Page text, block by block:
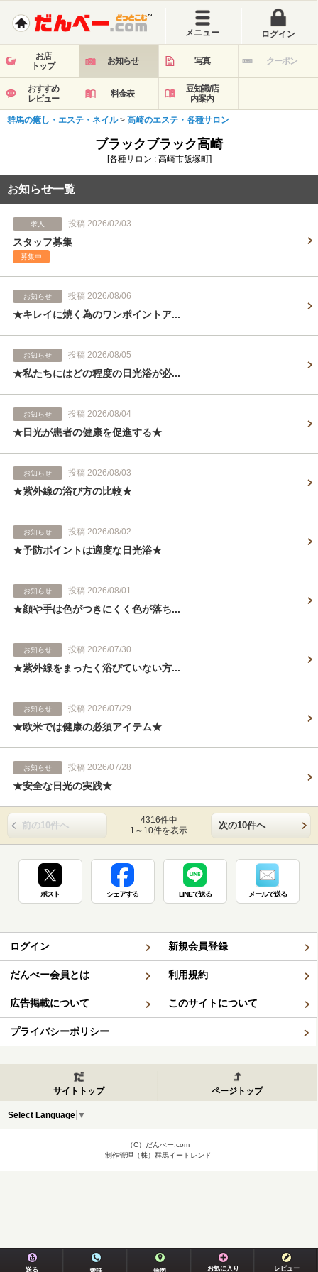
メニュー ログイン
お店
トップ
お知らせ 写真 クーポン
おすすめ
レビュー
料金表
豆知識/店
内案内
群馬の癒し・エステ・ネイル> 高崎のエステ・各種サロン
ブラックブラック高崎
[各種サロン : 高崎市飯塚町]
お知らせ一覧
求人 投稿 2026/02/03
スタッフ募集
募集中
お知らせ 投稿 2026/08/06
★キレイに焼く為のワンポイントア...
お知らせ 投稿 2026/08/05
★私たちにはどの程度の日光浴が必...
お知らせ 投稿 2026/08/04
★日光が患者の健康を促進する★
お知らせ 投稿 2026/08/03
★紫外線の浴び方の比較★
お知らせ 投稿 2026/08/02
★予防ポイントは適度な日光浴★
お知らせ 投稿 2026/08/01
★顔や手は色がつきにくく色が落ち...
お知らせ 投稿 2026/07/30
★紫外線をまったく浴びていない方...
お知らせ 投稿 2026/07/29
★欧米では健康の必須アイテム★
お知らせ 投稿 2026/07/28
★安全な日光の実践★
前の10件へ
4316件中
1～10件を表示
次の10件へ
ポスト シェアする LINEで送る メールで送る
ログイン 新規会員登録
だんべー会員とは 利用規約
広告掲載について このサイトについて
プライバシーポリシー
サイトトップ ページトップ
Select Language ▼
（C）だんべー.com
制作管理（株）群馬イートレンド
送る お気に入り レビュー